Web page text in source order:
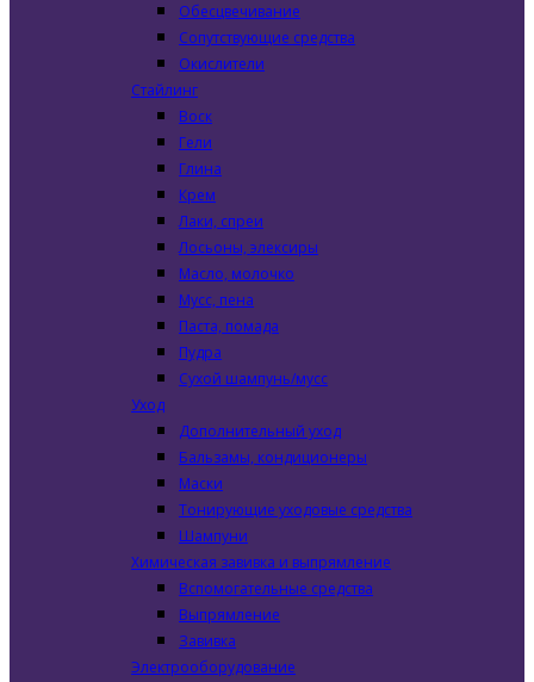
Обесцвечивание
Сопутствующие средства
Окислители
Стайлинг
Воск
Гели
Глина
Крем
Лаки, спреи
Лосьоны, элексиры
Масло, молочко
Мусс, пена
Паста, помада
Пудра
Сухой шампунь/мусс
Уход
Дополнительный уход
Бальзамы, кондиционеры
Маски
Тонирующие уходовые средства
Шампуни
Химическая завивка и выпрямление
Вспомогательные средства
Выпрямление
Завивка
Электрооборудование